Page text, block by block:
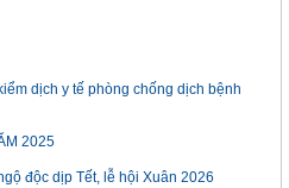
dịch y tế phòng chống dịch bệnh
2025
độc dịp Tết, lễ hội Xuân 2026